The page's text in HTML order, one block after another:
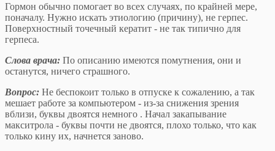
Гормон обычно помогает во всех случаях, по крайней мере,
поначалу. Нужно искать этиологию (причину), не герпес.
Поверхностный точечный кератит - не так типично для
герпеса.
Слова врача: По описанию имеются помутнения, они и
останутся, ничего страшного.
Вопрос: Не беспокоит только в отпуске к сожалению, а так
мешает работе за компьютером - из-за снижения зрения
вблизи, буквы двоятся немного . Начал закапывание
макситрола - буквы почти не двоятся, плохо только, что как
только кину их, начнется заново.